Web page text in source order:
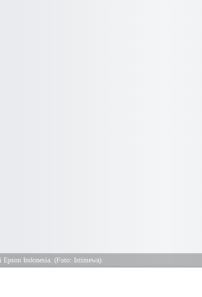
Indonesia. (Foto: Istimewa)